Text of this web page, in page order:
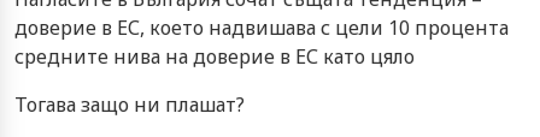
доверие в ЕС, което надвишава с цели 10 процента
средните нива на доверие в ЕС като цяло
Тогава защо ни плашат?